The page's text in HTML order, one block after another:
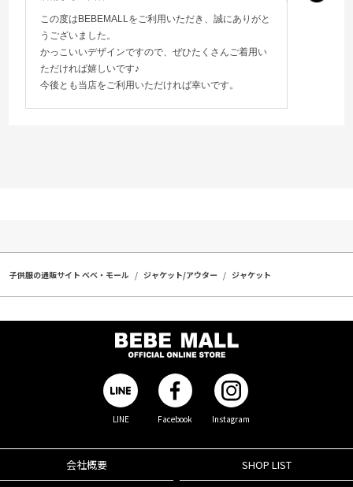
この度はBEBEMALLをご利用いただき、誠にありがと
うございました。
かっこいいデザインですので、ぜひたくさんご着用い
ただければ嬉しいです♪
今後とも当店をご利用いただければ幸いです。
子供服の通販サイト ベベ・モール ジャケット/アウター ジャケット
LINE Facebook Instagram
会社概要 SHOP LIST